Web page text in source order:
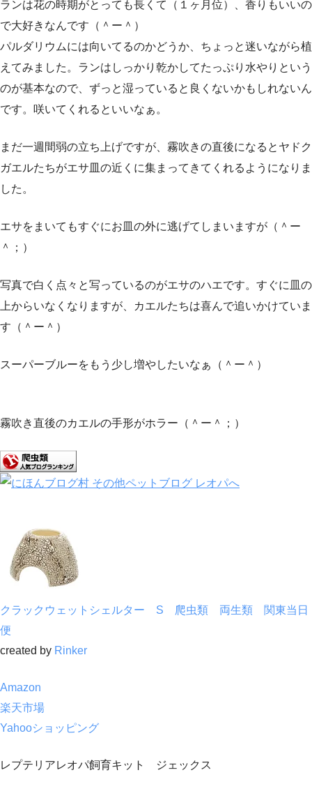
ランは花の時期がとっても長くて（１ヶ月位）、香りもいいの
で大好きなんです（＾ー＾）
パルダリウムには向いてるのかどうか、ちょっと迷いながら植
えてみました。ランはしっかり乾かしてたっぷり水やりという
のが基本なので、ずっと湿っていると良くないかもしれないん
です。咲いてくれるといいなぁ。
まだ一週間弱の立ち上げですが、霧吹きの直後になるとヤドク
ガエルたちがエサ皿の近くに集まってきてくれるようになりま
した。
エサをまいてもすぐにお皿の外に逃げてしまいますが（＾ー
＾；）
写真で白く点々と写っているのがエサのハエです。すぐに皿の
上からいなくなりますが、カエルたちは喜んで追いかけていま
す（＾ー＾）
スーパーブルーをもう少し増やしたいなぁ（＾ー＾）
霧吹き直後のカエルの手形がホラー（＾ー＾；）
クラックウェットシェルター S 爬虫類 両生類 関東当日
便
created by Rinker
Amazon
楽天市場
Yahooショッピング
レプテリアレオパ飼育キット ジェックス